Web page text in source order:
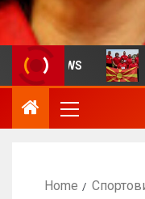
Home